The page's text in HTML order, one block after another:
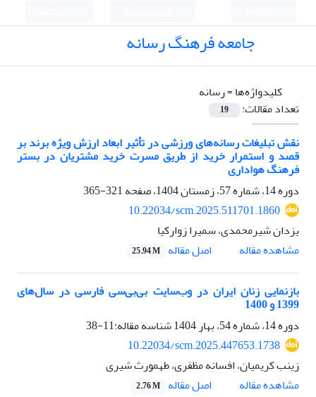
جامعه فرهنگ رسانه
کلیدواژه‌ها =رسانه
تعداد مقالات:
19
نقش تبلیغات رسانه‌های ورزشی در تأثیر ابعاد ارزش ویژه برند بر
قصد و استمرار خرید از طریق مسرت خرید مشتریان در بستر
فرهنگ هواداری
دوره 14، شماره 57، زمستان 1404، صفحه
321-365
10.22034/scm.2025.511701.1860
یزدان شیرمحمدی، سمیرا زوارکیا
مشاهده مقاله
اصل مقاله 25.94 M
بازنمایی زنان ایران در وب‌سایت بی‌بی‌سی فارسی در سال‌های
1399 و 1400
دوره 14، شماره 54، بهار 1404
شناسه مقاله:11-38
10.22034/scm.2025.447653.1738
زینب کریمیان، افسانه مظفری، طهمورث شیری
مشاهده مقاله
اصل مقاله 2.76 M